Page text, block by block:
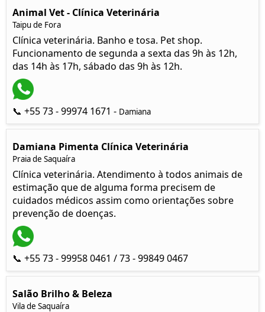
Animal Vet - Clínica Veterinária
Taipu de Fora
Clínica veterinária. Banho e tosa. Pet shop.
Funcionamento de segunda a sexta das 9h às 12h,
das 14h às 17h, sábado das 9h às 12h.
📞 +55 73 - 99974 1671 - Damiana
Damiana Pimenta Clínica Veterinária
Praia de Saquaíra
Clínica veterinária. Atendimento à todos animais de
estimação que de alguma forma precisem de
cuidados médicos assim como orientações sobre
prevenção de doenças.
📞 +55 73 - 99958 0461 / 73 - 99849 0467
Salão Brilho & Beleza
Vila de Saquaíra